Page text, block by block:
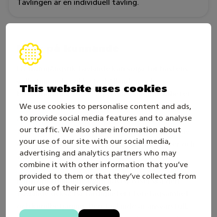
This website uses cookies
We use cookies to personalise content and ads,
to provide social media features and to analyse
our traffic. We also share information about
your use of our site with our social media,
advertising and analytics partners who may
combine it with other information that you’ve
provided to them or that they’ve collected from
your use of their services.
Tävlingen är en individuell tävling.
Krav på kunnande
En framgångsrik tävlande kan sörja för hästens
bruksändamål, till exempel i det dagliga arbetet
med hästskötsel, när man motionerar hästarna
och vid skötsel av hovarna. Den tävlande känner
till hästens beteende och grundläggande behov
och kan hästspecifikt anpassa sina kunskaper och
färdigheter.
Förutom kunnande inom hästskötsel ska den
tävlande också ha färdigheter i företagsamhet